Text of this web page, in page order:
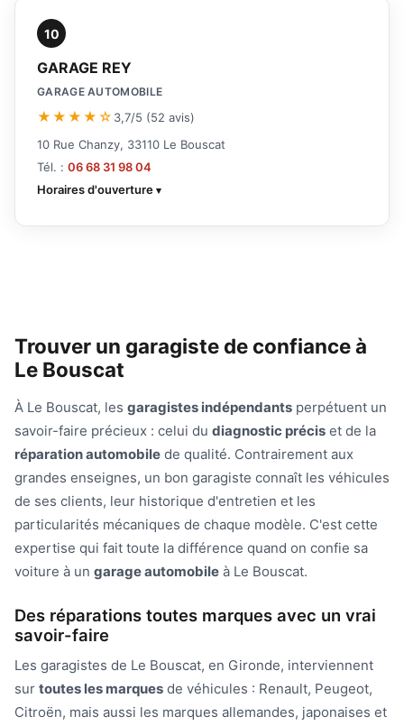
10
GARAGE REY
GARAGE AUTOMOBILE
★★★★☆ 3,7/5 (52 avis)
10 Rue Chanzy, 33110 Le Bouscat
Tél. : 06 68 31 98 04
Horaires d'ouverture
Trouver un garagiste de confiance à
Le Bouscat
À Le Bouscat, les garagistes indépendants perpétuent un
savoir-faire précieux : celui du diagnostic précis et de la
réparation automobile de qualité. Contrairement aux
grandes enseignes, un bon garagiste connaît les véhicules
de ses clients, leur historique d'entretien et les
particularités mécaniques de chaque modèle. C'est cette
expertise qui fait toute la différence quand on confie sa
voiture à un garage automobile à Le Bouscat.
Des réparations toutes marques avec un vrai
savoir-faire
Les garagistes de Le Bouscat, en Gironde, interviennent
sur toutes les marques de véhicules : Renault, Peugeot,
Citroën, mais aussi les marques allemandes, japonaises et